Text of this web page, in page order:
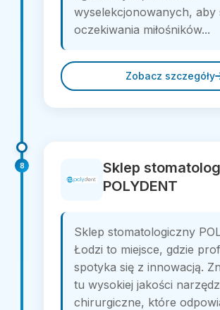
wyselekcjonowanych, aby
oczekiwania miłośników...
Zobacz szczegóły
8
Sklep
POLYDENT
Sklep stomatologiczny
Łodzi to miejsce, gdzie
spotyka się z innowacją.
tu wysokiej jakości
chirurgiczne, które